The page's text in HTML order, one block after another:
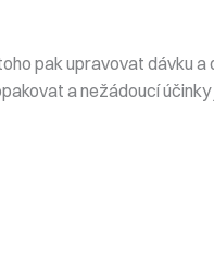
pak upravovat dávku a
a nežádoucí účinky